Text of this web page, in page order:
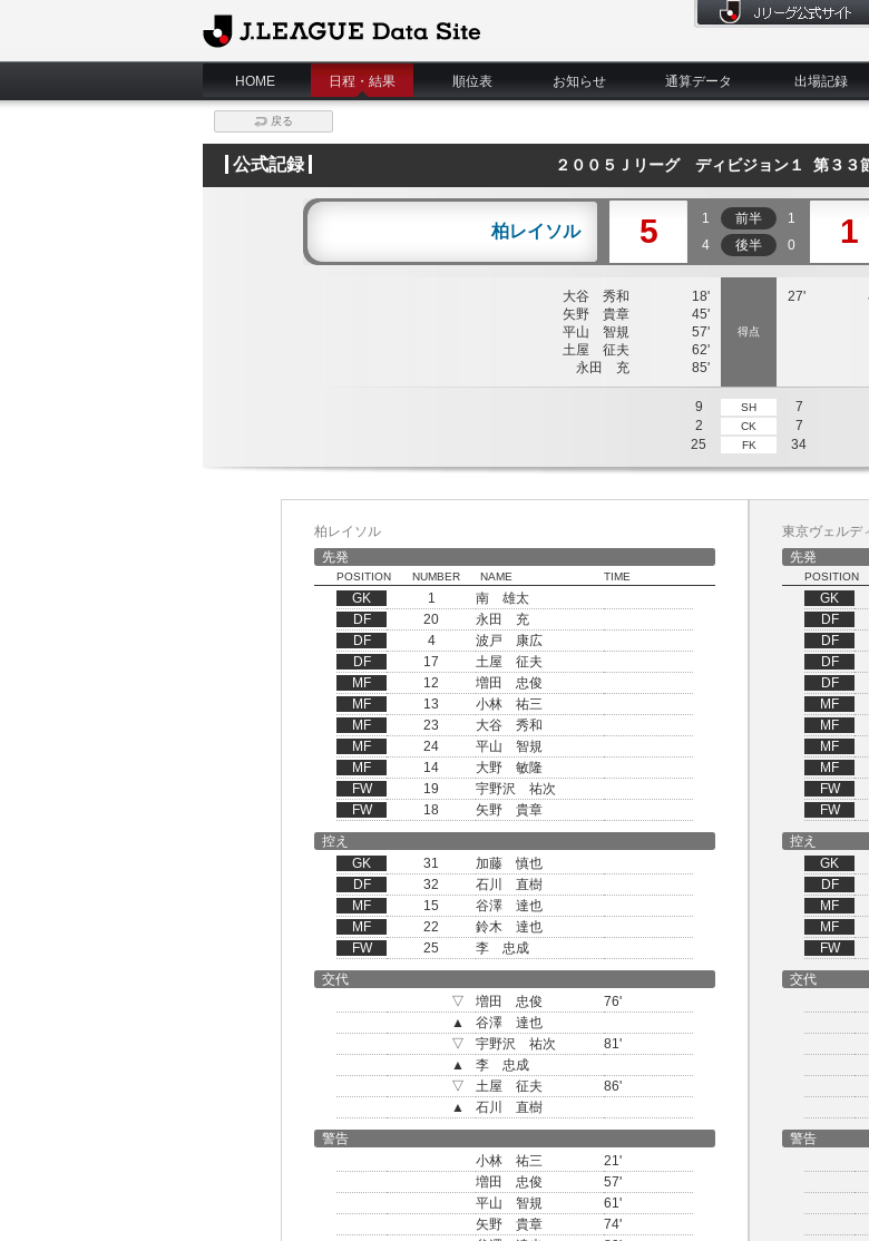
J.League Data Site
HOME 日程・結果 順位表 お知らせ 通算データ 出場記録
戻る
公式記録 ２００５Ｊリーグ ディビジョン１ 第３３
柏レイソル 5 1 前半
1
4
後半 0 1
大谷 秀和
18'
矢野 貴章
45'
平山 智規
57'
土屋 征夫
62'
永田 充
85'
得点
27'
9 SH
7
2
CK
7
25
FK 34
柏レイソル
先発
POSITION NUMBER NAME TIME
GK 1
南 雄太
DF
20
永田 充
DF
4
波戸 康広
DF
17
土屋 征夫
MF
12
増田 忠俊
MF
13
小林 祐三
MF
23
大谷 秀和
MF
24
平山 智規
MF
14
大野 敏隆
FW
19
宇野沢 祐次
FW
18 矢野 貴章
東京ヴェルデ
先発
POSITION
GK
DF
DF
DF
DF
MF
MF
MF
MF
FW
FW
控え
GK
31
加藤 慎也
DF
32
石川 直樹
MF
15
谷澤 達也
MF
22
鈴木 達也
FW
25 李 忠成
控え
GK
DF
MF
MF
FW
交代
▽
増田 忠俊
76'
▲
谷澤 達也
▽
宇野沢 祐次
81'
▲
李 忠成
▽
土屋 征夫
86'
▲
石川 直樹
交代
警告
小林 祐三
21'
増田 忠俊
57'
平山 智規
61'
矢野 貴章
74'
警告